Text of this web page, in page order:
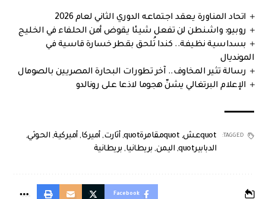
اتحاد المناورة يعقد اجتماعه الدوري الثاني لعام 2026
روبيو: واشنطن لن تفعل شيئا يقوض أمن الحلفاء في الخليج
بسداسية نظيفة.. كندا تُلحق بقطر خسارة قاسية في
المونديال
رسالة تثير المخاوف.. آخر تطورات البحارة المصريين بالصومال
الإعلام البرتغالي يشنّ هجوما لاذعا على رونالدو
TAGGED: quotعش , quotمقامرةquot , أثارت, أميركا, أميركية, الحوثي,
الدبابيرquot
, اليمن, بريطانيا, بريطانية
Facebook